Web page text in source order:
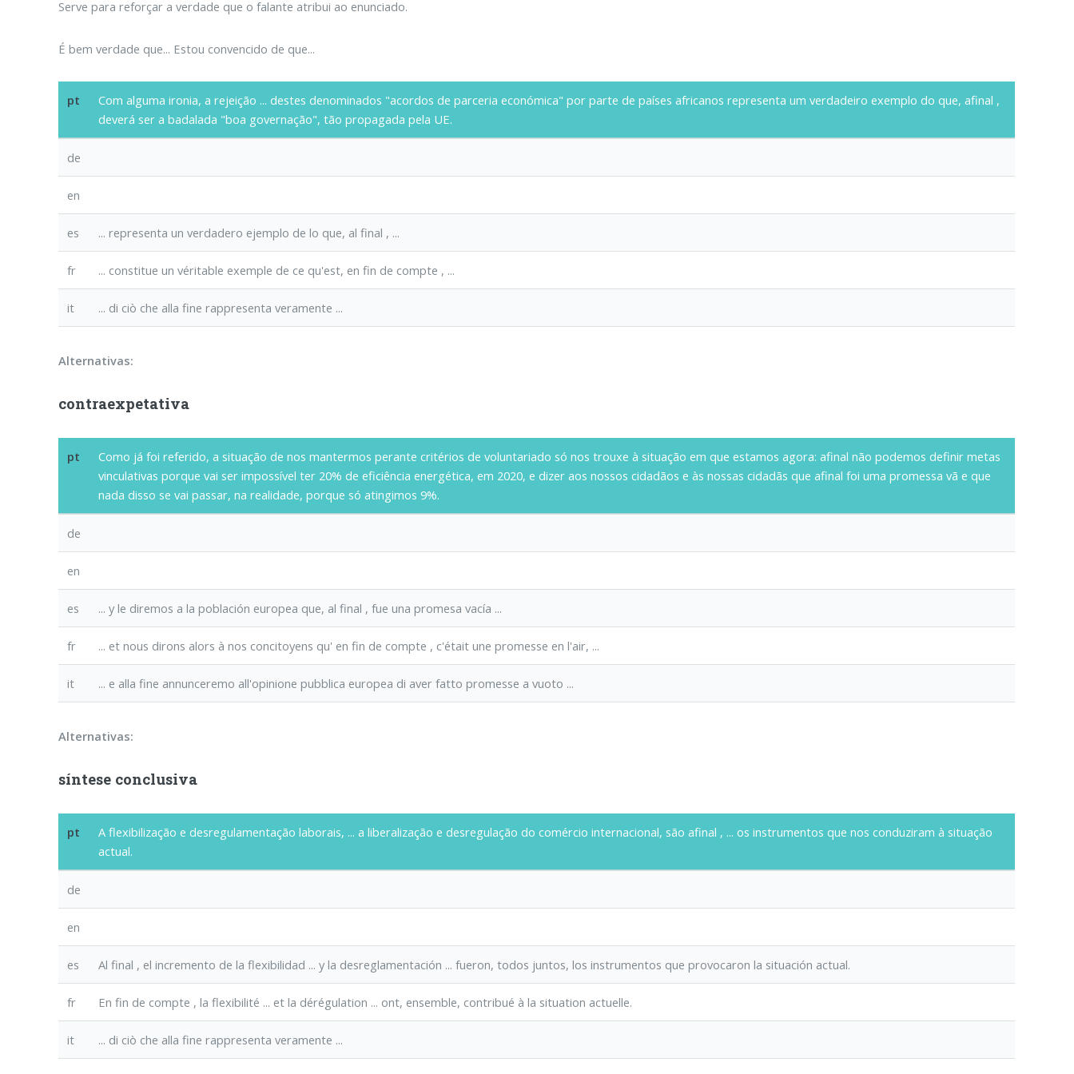
Serve para reforçar a verdade que o falante atribui ao enunciado.
É bem verdade que... Estou convencido de que...
pt Com alguma ironia, a rejeição ... destes denominados "acordos de parceria económica" por parte de países africanos representa um verdadeiro exemplo do que,afinal ,
deverá ser a badalada "boa governação", tão propagada pela UE.
de
en
es ... representa un verdadero ejemplo de lo que, al final , ...
fr ... constitue un véritable exemple de ce qu'est, en fin de compte , ...
it ... di ciò che alla fine rappresenta veramente ...
Alternativas:
contraexpetativa
pt Como já foi referido, a situação de nos mantermos perante critérios de voluntariado só nos trouxe à situação em que estamos agora:afinal não podemos definir metas
vinculativas porque vai ser impossível ter 20% de eficiência energética, em 2020, e dizer aos nossos cidadãos e às nossas cidadãs que afinal foi uma promessa vã e que
nada disso se vai passar, na realidade, porque só atingimos 9%.
de
en
es ... y le diremos a la población europea que, al final , fue una promesa vacía ...
fr ... et nous dirons alors à nos concitoyens qu' en fin de compte , c'était une promesse en l'air, ...
it ... e alla fine annunceremo all'opinione pubblica europea di aver fatto promesse a vuoto ...
Alternativas:
síntese conclusiva
pt A flexibilização e desregulamentação laborais, ... a liberalização e desregulação do comércio internacional, sãoafinal , ... os instrumentos que nos conduziram à situação
actual.
de
en
es Al final , el incremento de la flexibilidad ... y la desreglamentación ... fueron, todos juntos, los instrumentos que provocaron la situación actual.
fr En fin de compte , la flexibilité ... et la dérégulation ... ont, ensemble, contribué à la situation actuelle.
it ... di ciò che alla fine rappresenta veramente ...